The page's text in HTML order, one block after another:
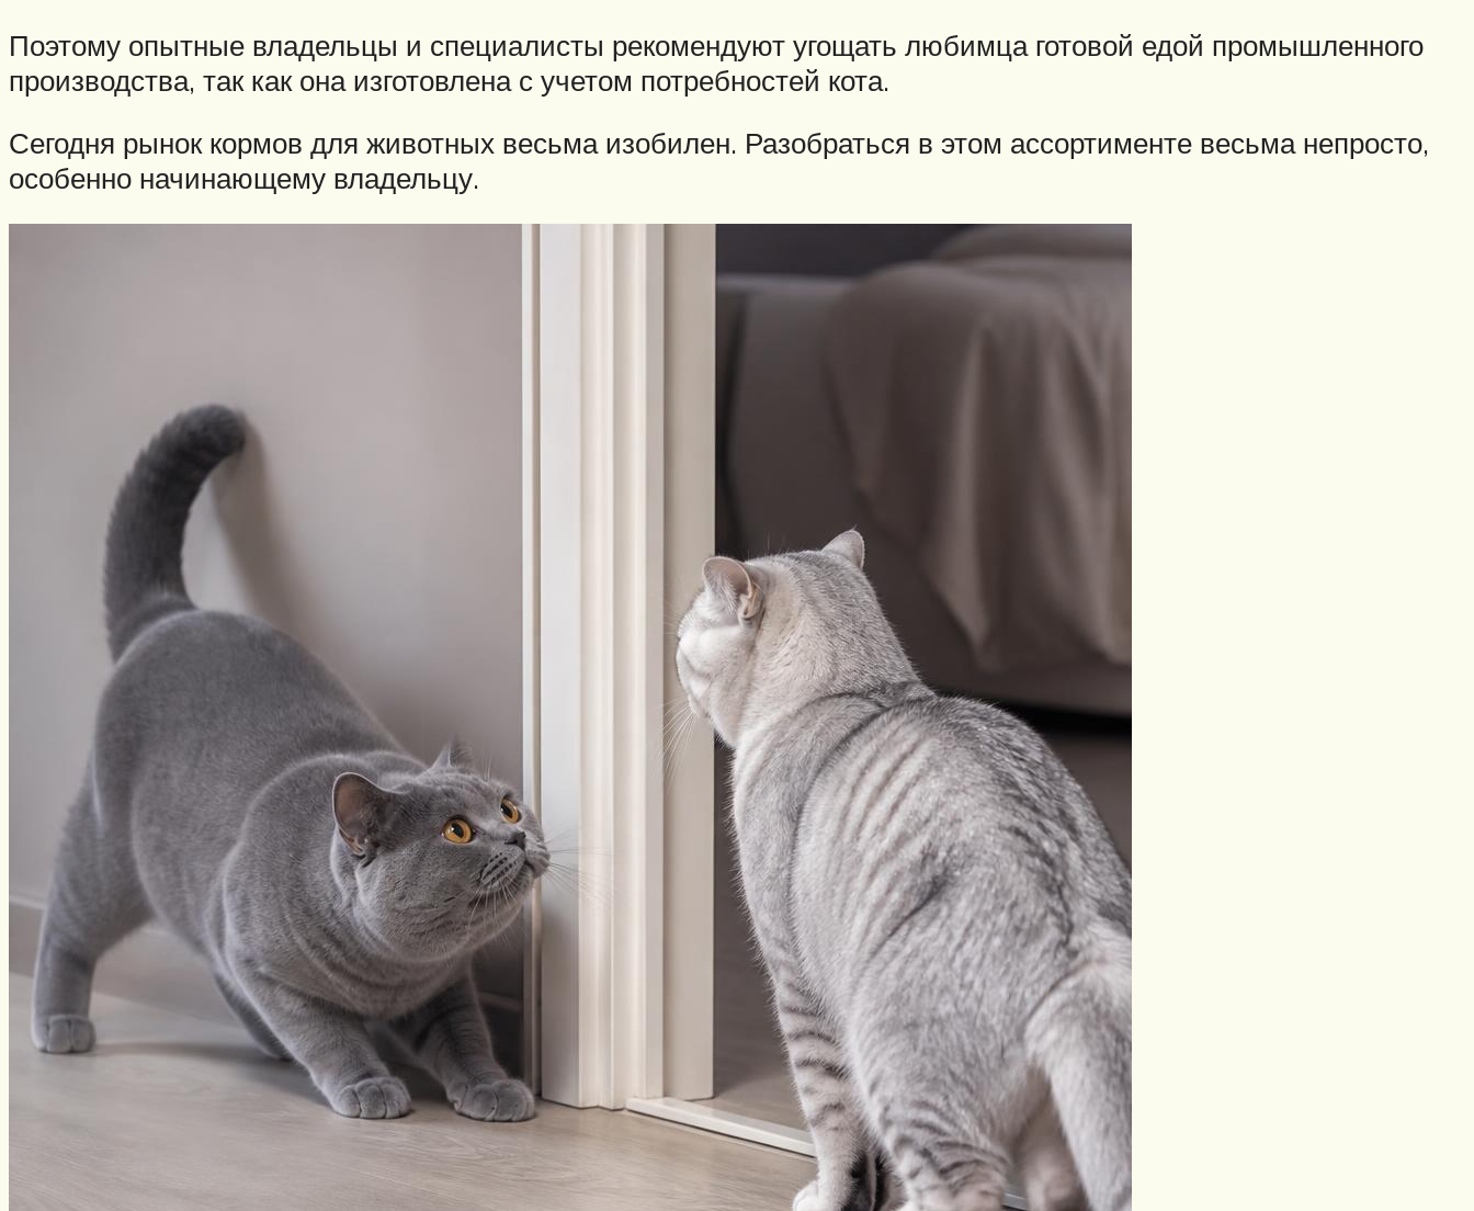
Поэтому опытные владельцы и специалисты рекомендуют угощать любимца готовой едой промышленного
производства, так как она изготовлена с учетом потребностей кота.
Сегодня рынок кормов для животных весьма изобилен. Разобраться в этом ассортименте весьма непросто,
особенно начинающему владельцу.